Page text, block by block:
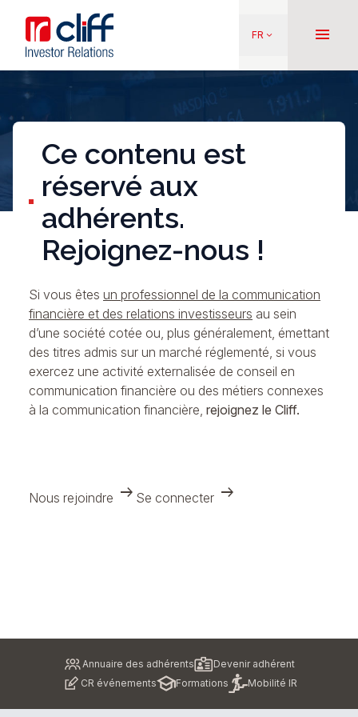
contenu
principal
Aller directement au contenu
FR keyboard_arrow_down menu
Ce contenu est
réservé aux
adhérents.
Rejoignez-nous !
Si vous êtes un professionnel de la communication
financière et des relations investisseurs au sein
d’une société cotée ou, plus généralement, émettant
des titres admis sur un marché réglementé, si vous
exercez une activité externalisée de conseil en
communication financière ou des métiers connexes
à la communication financière, rejoignez le Cliff.
Nous rejoindre arrow_right_alt Se connecter arrow_right_alt
Annuaire des adhérents
Devenir adhérent
CR événements
Formations Mobilité IR